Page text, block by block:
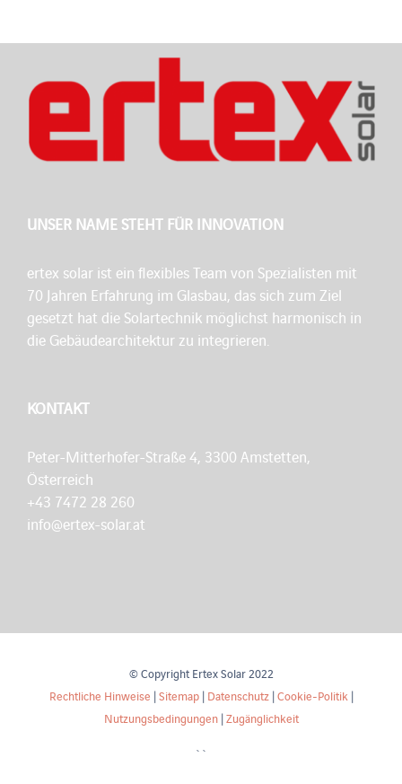
UNSER NAME STEHT FÜR INNOVATION
ertex solar ist ein flexibles Team von Spezialisten mit
70 Jahren Erfahrung im Glasbau, das sich zum Ziel
gesetzt hat die Solartechnik möglichst harmonisch in
die Gebäudearchitektur zu integrieren.
KONTAKT
Peter-Mitterhofer-Straße 4, 3300 Amstetten,
Österreich
+43 7472 28 260
info@ertex-solar.at
© Copyright Ertex Solar 2022
Rechtliche Hinweise |Sitemap| Datenschutz|Cookie-Politik|
Nutzungsbedingungen|Zugänglichkeit
``